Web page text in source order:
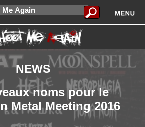
NEWS
noms pour le
Metal Meeting 2016